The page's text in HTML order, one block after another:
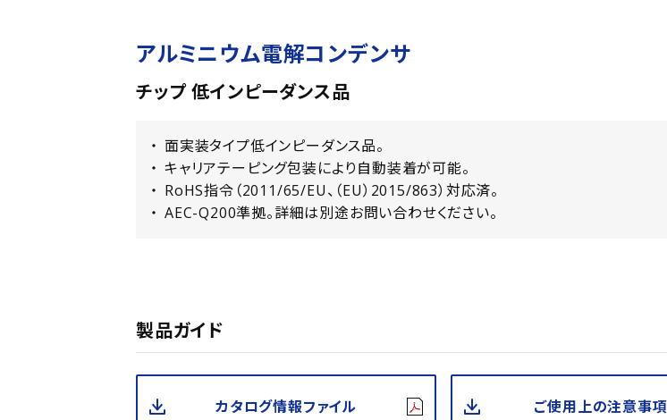
アルミニウム電解コンデンサ
チップ 低インピーダンス品
面実装タイプ低インピーダンス品。
キャリアテーピング包装により自動装着が可能。
RoHS指令（2011/65/EU、（EU）2015/863）対応済。
AEC-Q200準拠。詳細は別途お問い合わせください。
製品ガイド
カタログ情報ファイル ご使用上の注意事項